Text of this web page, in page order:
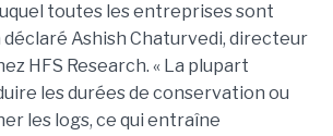
toutes les entreprises sont
déclaré Ashish Chaturvedi, directeur
HFS Research. « La plupart
les durées de conservation ou
les logs, ce qui entraîne